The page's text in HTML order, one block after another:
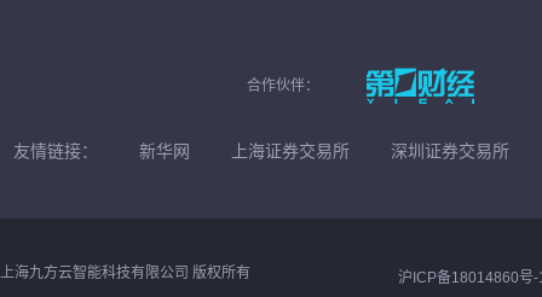
合作伙伴：
友情链接： 新华网 上海证券交易所 深圳证券交易所
上海九方云智能科技有限公司 版权所有
沪ICP备18014860号-